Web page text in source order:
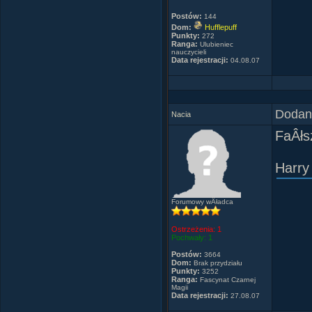
By
Ma
Klub
Ma
Postów: 144
Dom:
Hufflepuff
Punkty: 272
Ranga: Ulubieniec
nauczycieli
Data rejestracji: 04.08.07
Nacia
Forumowy wÂładca
Ostrzeżenia: 1
Pochwały: 1
Postów: 3664
Dom: Brak przydziału
Punkty: 3252
Ranga: Fascynat Czarnej
Magii
Data rejestracji: 27.08.07
Harry